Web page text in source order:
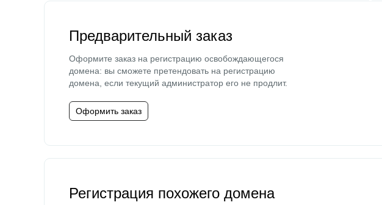
Предварительный заказ
Оформите заказ на регистрацию освобождающегося
домена: вы сможете претендовать на регистрацию
домена, если текущий администратор его не продлит.
Оформить заказ
Регистрация похожего домена